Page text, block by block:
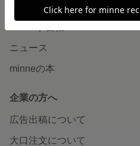
minneとものづくりと
ニュース
minneの本
企業の方へ
広告出稿について
大口注文について